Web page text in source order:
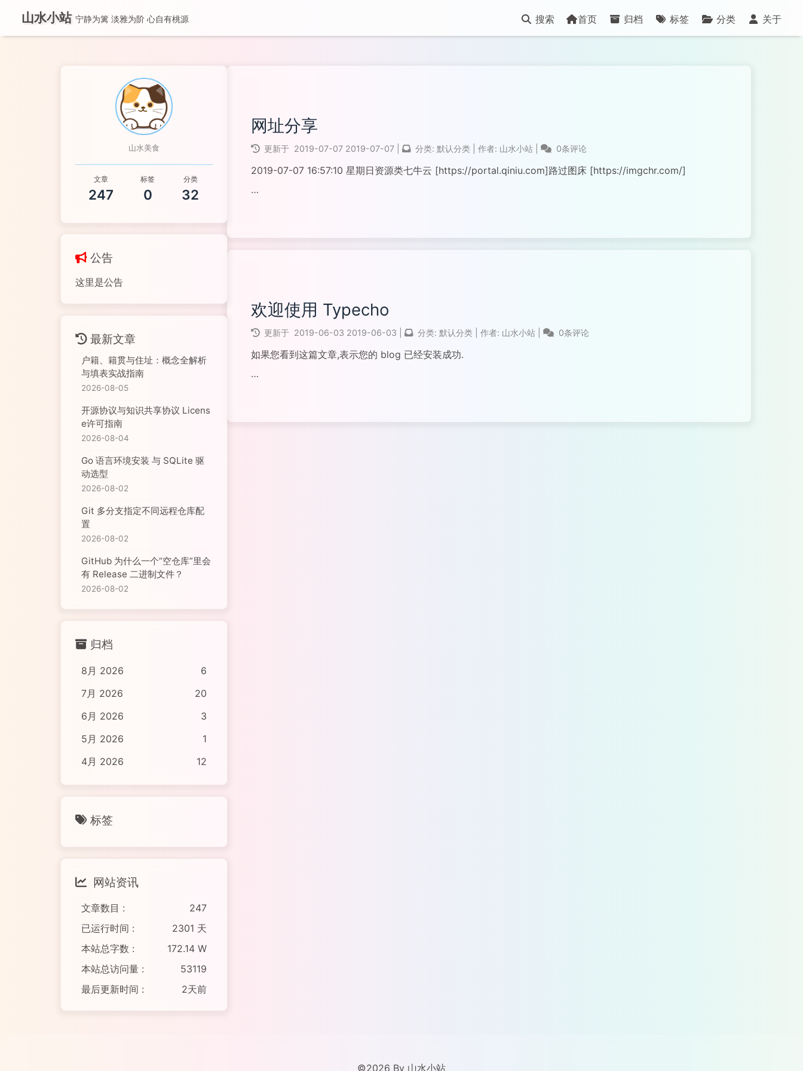
山水小站 宁静为篱 淡雅为阶 心自有桃源 搜索 首页 归档 标签 分类 关于
网址分享
更新于 2019-07-07 2019-07-07 分类: 默认分类 作者: 山水小站 0条评论
2019-07-07 16:57:10 星期日资源类七牛云 [https://portal.qiniu.com]路过图床 [https://imgchr.com/]
欢迎使用 Typecho
更新于 2019-06-03 2019-06-03 分类: 默认分类 作者: 山水小站 0条评论
如果您看到这篇文章,表示您的 blog 已经安装成功.
山水美食
文章
247
标签
0
分类
32
公告
这里是公告
最新文章
户籍、籍贯与住址：概念全解析
与填表实战指南
2026-08-05
开源协议与知识共享协议 Licens
e许可指南
2026-08-04
Go 语言环境安装 与 SQLite 驱
动选型
2026-08-02
Git 多分支指定不同远程仓库配
置
2026-08-02
GitHub 为什么一个“空仓库”里会
有 Release 二进制文件？
2026-08-02
归档
8月 2026
6
7月 2026
20
6月 2026
3
5月 2026
1
4月 2026
12
标签
网站资讯
文章数目 :
247
已运行时间 :
2301 天
本站总字数 :
172.14 W
本站总访问量 :
53119
最后更新时间 :
2天前
©2026 By 山水小站